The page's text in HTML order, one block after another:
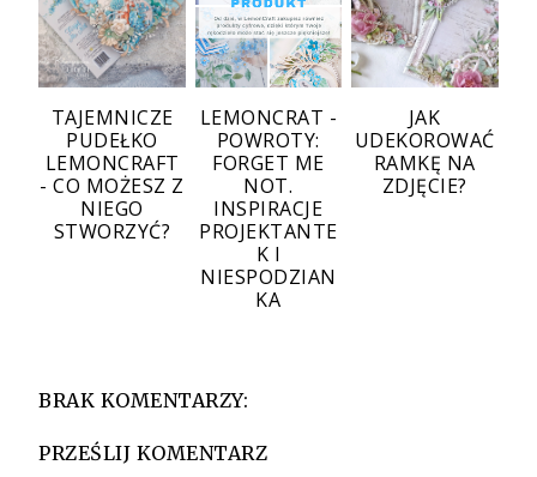
TAJEMNICZE
PUDEŁKO
LEMONCRAFT
- CO MOŻESZ Z
NIEGO
STWORZYĆ?
LEMONCRAT -
POWROTY:
FORGET ME
NOT.
INSPIRACJE
PROJEKTANTE
K I
NIESPODZIAN
KA
JAK
UDEKOROWAĆ
RAMKĘ NA
ZDJĘCIE?
BRAK KOMENTARZY:
PRZEŚLIJ KOMENTARZ